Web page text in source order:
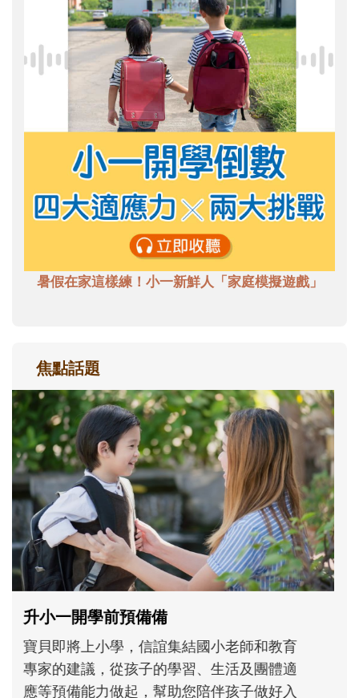
暑假在家這樣練！小一新鮮人「家庭模擬遊戲」
焦點話題
和孩子一起長大的那個男人│讀懂父親的
不同模樣
沒有人天生就擅長當爸爸！男人總是在一次
次「前所未有」的體驗中，跟著孩子一起長